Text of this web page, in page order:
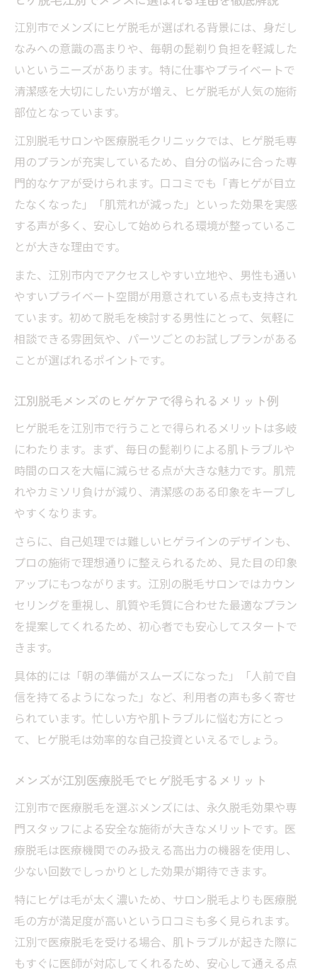
江別市でメンズにヒゲ脱毛が選ばれる背景には、身だし
なみへの意識の高まりや、毎朝の髭剃り負担を軽減した
いというニーズがあります。特に仕事やプライベートで
清潔感を大切にしたい方が増え、ヒゲ脱毛が人気の施術
部位となっています。
江別脱毛サロンや医療脱毛クリニックでは、ヒゲ脱毛専
用のプランが充実しているため、自分の悩みに合った専
門的なケアが受けられます。口コミでも「青ヒゲが目立
たなくなった」「肌荒れが減った」といった効果を実感
する声が多く、安心して始められる環境が整っているこ
とが大きな理由です。
また、江別市内でアクセスしやすい立地や、男性も通い
やすいプライベート空間が用意されている点も支持され
ています。初めて脱毛を検討する男性にとって、気軽に
相談できる雰囲気や、パーツごとのお試しプランがある
ことが選ばれるポイントです。
江別脱毛メンズのヒゲケアで得られるメリット例
ヒゲ脱毛を江別市で行うことで得られるメリットは多岐
にわたります。まず、毎日の髭剃りによる肌トラブルや
時間のロスを大幅に減らせる点が大きな魅力です。肌荒
れやカミソリ負けが減り、清潔感のある印象をキープし
やすくなります。
さらに、自己処理では難しいヒゲラインのデザインも、
プロの施術で理想通りに整えられるため、見た目の印象
アップにもつながります。江別の脱毛サロンではカウン
セリングを重視し、肌質や毛質に合わせた最適なプラン
を提案してくれるため、初心者でも安心してスタートで
きます。
具体的には「朝の準備がスムーズになった」「人前で自
信を持てるようになった」など、利用者の声も多く寄せ
られています。忙しい方や肌トラブルに悩む方にとっ
て、ヒゲ脱毛は効率的な自己投資といえるでしょう。
メンズが江別医療脱毛でヒゲ脱毛するメリット
江別市で医療脱毛を選ぶメンズには、永久脱毛効果や専
門スタッフによる安全な施術が大きなメリットです。医
療脱毛は医療機関でのみ扱える高出力の機器を使用し、
少ない回数でしっかりとした効果が期待できます。
特にヒゲは毛が太く濃いため、サロン脱毛よりも医療脱
毛の方が満足度が高いという口コミも多く見られます。
江別で医療脱毛を受ける場合、肌トラブルが起きた際に
もすぐに医師が対応してくれるため、安心して通える点